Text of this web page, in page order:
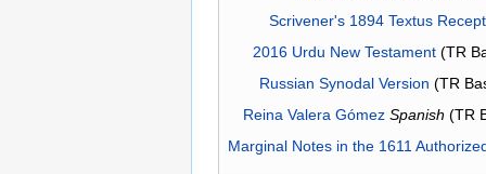
Scrivener's 1894 Textus
2016 Urdu New Testament(TR
Russian Synodal Version (TR
Reina Valera Gómez Spanish (TR
Marginal Notes in the 1611